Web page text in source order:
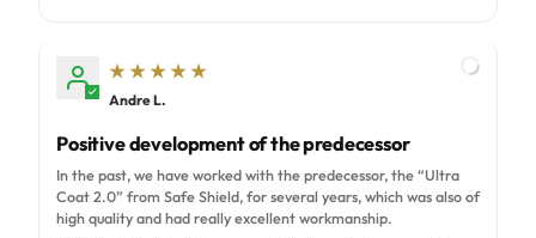
Andre L.
Positive development of the predecessor
In the past, we have worked with the predecessor, the “Ultra
Coat 2.0” from Safe Shield, for several years, which was also of
high quality and had really excellent workmanship.